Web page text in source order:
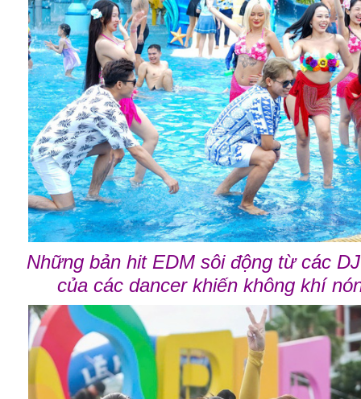
Những bản hit EDM sôi động từ các
của các dancer khiến không khí